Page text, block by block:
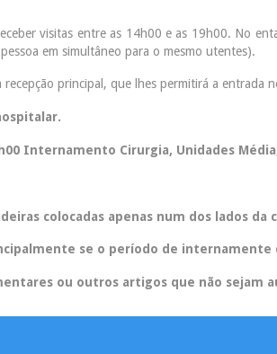
visitas entre as 14h00 e as 19h00. No
em simultâneo para o mesmo utentes).
principal, que lhes permitirá a entrada
Internamento Cirurgia, Unidades
colocadas apenas num dos lados da
se o período de
ou outros artigos que não sejam